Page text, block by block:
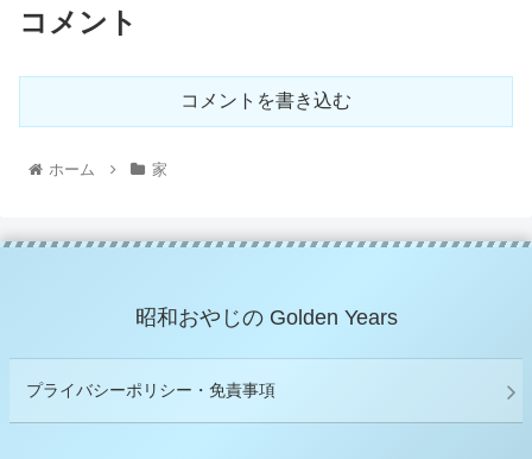
コメント
コメントを書き込む
ホーム 家
昭和おやじの Golden Years
プライバシーポリシー・免責事項